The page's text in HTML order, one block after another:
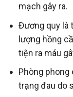
mạch gây ra.
Đương quy là
lượng hồng
tiện ra máu
Phòng phong
trạng đau do